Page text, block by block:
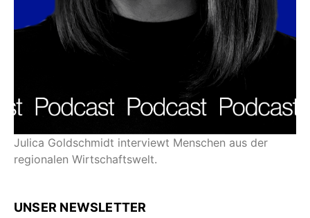
Julica Goldschmidt interviewt Menschen aus der
regionalen Wirtschaftswelt.
UNSER NEWSLETTER